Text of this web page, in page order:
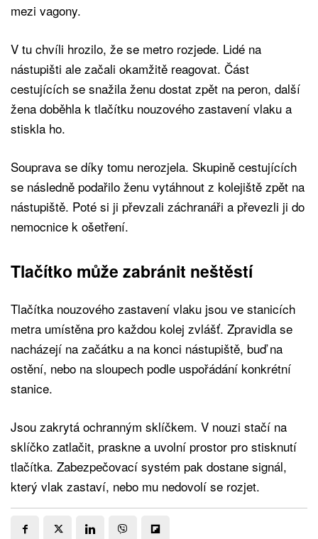
mezi vagony.
V tu chvíli hrozilo, že se metro rozjede. Lidé na
nástupišti ale začali okamžitě reagovat. Část
cestujících se snažila ženu dostat zpět na peron, další
žena doběhla k tlačítku nouzového zastavení vlaku a
stiskla ho.
Souprava se díky tomu nerozjela. Skupině cestujících
se následně podařilo ženu vytáhnout z kolejiště zpět na
nástupiště. Poté si ji převzali záchranáři a převezli ji do
nemocnice k ošetření.
Tlačítko může zabránit neštěstí
Tlačítka nouzového zastavení vlaku jsou ve stanicích
metra umístěna pro každou kolej zvlášť. Zpravidla se
nacházejí na začátku a na konci nástupiště, buď na
ostění, nebo na sloupech podle uspořádání konkrétní
stanice.
Jsou zakrytá ochranným sklíčkem. V nouzi stačí na
sklíčko zatlačit, praskne a uvolní prostor pro stisknutí
tlačítka. Zabezpečovací systém pak dostane signál,
který vlak zastaví, nebo mu nedovolí se rozjet.